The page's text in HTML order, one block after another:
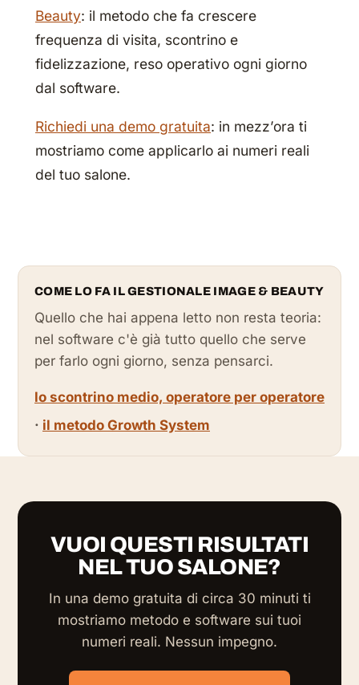
Beauty: il metodo che fa crescere
frequenza di visita, scontrino e
fidelizzazione, reso operativo ogni giorno
dal software.
Richiedi una demo gratuita: in mezz’ora ti
mostriamo come applicarlo ai numeri reali
del tuo salone.
COME LO FA IL GESTIONALE IMAGE & BEAUTY
Quello che hai appena letto non resta teoria:
nel software c'è già tutto quello che serve
per farlo ogni giorno, senza pensarci.
lo scontrino medio, operatore per operatore
· il metodo Growth System
VUOI QUESTI RISULTATI
NEL TUO SALONE?
In una demo gratuita di circa 30 minuti ti
mostriamo metodo e software sui tuoi
numeri reali. Nessun impegno.